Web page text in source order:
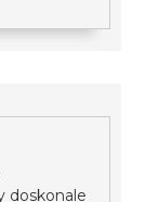
doskonale